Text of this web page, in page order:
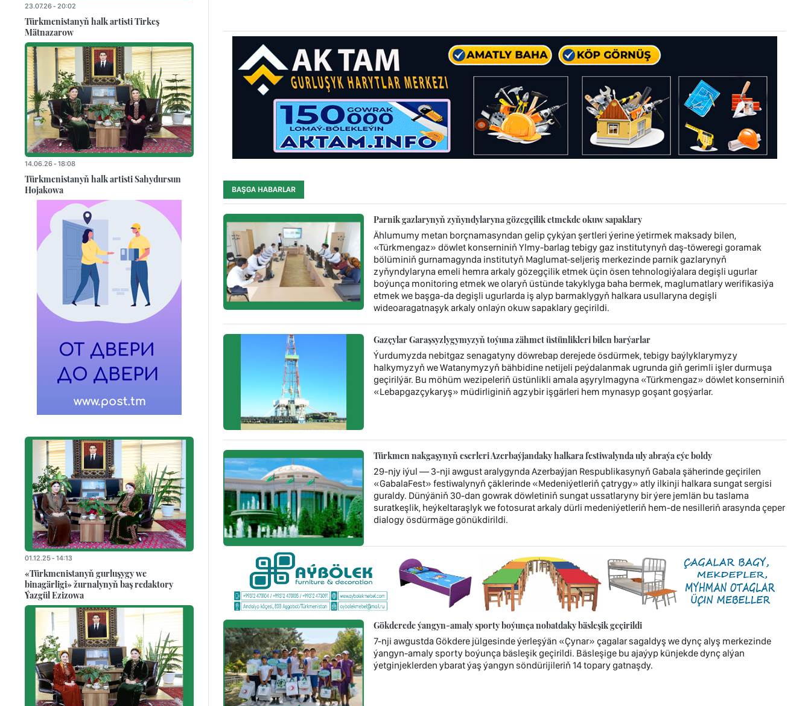
BAŞGA HABARLAR
Parnik gazlarynyň zyňyndylaryna gözegçilik etmekde okuw sapaklary
Ählumumy metan borçnamasyndan gelip çykýan şertleri ýerine ýetirmek maksady bilen,
«Türkmengaz» döwlet konserniniň Ylmy-barlag tebigy gaz institutynyň daş-töweregi goramak
bölüminiň gurnamagynda institutyň Maglumat-seljeriş merkezinde parnik gazlarynyň
zyňyndylaryna emeli hemra arkaly gözegçilik etmek üçin ösen tehnologiýalara degişli ugurlar
boýunça monitoring etmek we olaryň üstünde takyklyga baha bermek, maglumatlary werifikasiýa
etmek we başga-da degişli ugurlarda iş alyp barmaklygyň halkara usullaryna degişli
wideoaragatnaşyk arkaly onlaýn okuw sapaklary geçirildi.
Gazçylar Garaşsyzlygymyzyň toýuna zähmet üstünlikleri bilen barýarlar
Ýurdumyzda nebitgaz senagatyny döwrebap derejede ösdürmek, tebigy baýlyklarymyzy
halkymyzyň we Watanymyzyň bähbidine netijeli peýdalanmak ugrunda giň gerimli işler durmuşa
geçirilýär. Bu möhüm wezipeleriň üstünlikli amala aşyrylmagyna «Türkmengaz» döwlet konserniniň
«Lebapgazçykaryş» müdirliginiň agzybir işgärleri hem mynasyp goşant goşýarlar.
Türkmen nakgaşynyň eserleri Azerbaýjandaky halkara festiwalynda uly abraýa eýe boldy
29-njy iýul — 3-nji awgust aralygynda Azerbaýjan Respublikasynyň Gabala şäherinde geçirilen
«GabalaFest» festiwalynyň çäklerinde «Medeniýetleriň çatrygy» atly ilkinji halkara sungat sergisi
guraldy. Dünýäniň 30-dan gowrak döwletiniň sungat ussatlaryny bir ýere jemlän bu taslama
suratkeşlik, heýkeltaraşlyk we fotosurat arkaly dürli medeniýetleriň hem-de nesilleriň arasynda çeper
dialogy ösdürmäge gönükdirildi.
Gökderede ýangyn-amaly sporty boýunça nobatdaky bäsleşik geçirildi
7-nji awgustda Gökdere jülgesinde ýerleşýän «Çynar» çagalar sagaldyş we dynç alyş merkezinde
ýangyn-amaly sporty boýunça bäsleşik geçirildi. Bäsleşige bu ajaýyp künjekde dynç alýan
ýetginjeklerden ybarat ýaş ýangyn söndürijileriň 14 topary gatnaşdy.
23.07.26 - 20:02
Türkmenistanyň halk artisti Tirkeş
Mätnazarow
14.06.26 - 18:08
Türkmenistanyň halk artisti Sahydursun
Hojakowa
01.12.25 - 14:13
«Türkmenistanyň gurluşygy we
binagärligi» žurnalynyň baş redaktory
Ýazgül Ezizowa